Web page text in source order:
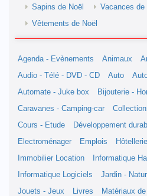
Sapins de Noël
Vacances de
Vêtements de Noël
Agenda - Evènements Animaux
Audio - Télé - DVD - CD
Auto
Automate - Juke box
Bijouterie -
Caravanes - Camping-car
Cours - Etude
Développement
Electroménager
Emplois Hôtellerie
Immobilier Location
Informatique
Informatique Logiciels
Jardin -
Jouets - Jeux
Livres
Matériaux